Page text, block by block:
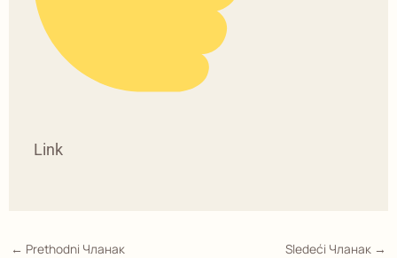
Link
← Prethodni Чланак Sledeći Чланак →